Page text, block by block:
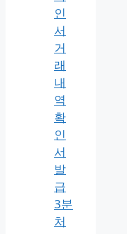
2026
최
신)
농
협
금
융
거
래
확
인
서
거